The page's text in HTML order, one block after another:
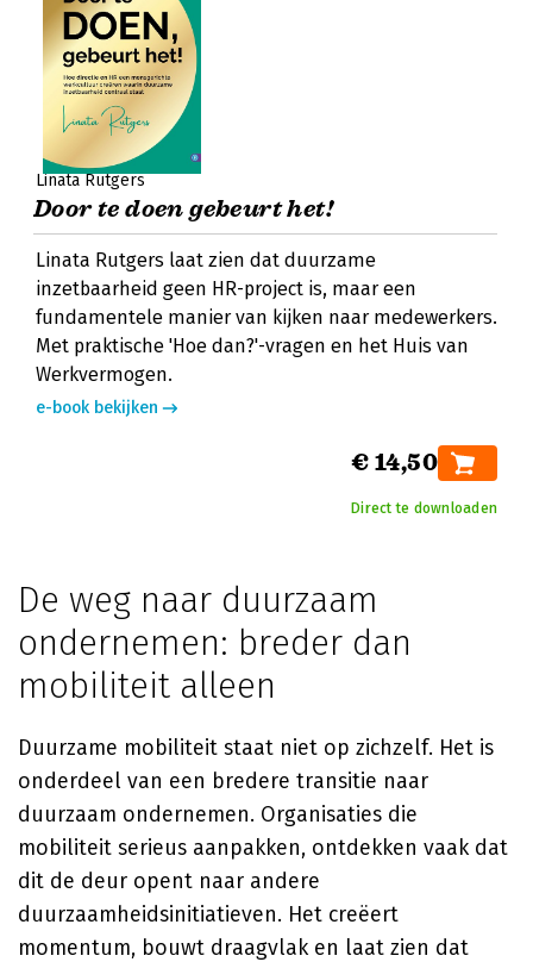
Linata Rutgers
Door te doen gebeurt het!
Linata Rutgers laat zien dat duurzame
inzetbaarheid geen HR-project is, maar een
fundamentele manier van kijken naar medewerkers.
Met praktische 'Hoe dan?'-vragen en het Huis van
Werkvermogen.
e-book bekijken
€ 14,50
Direct te downloaden
De weg naar duurzaam
ondernemen: breder dan
mobiliteit alleen
Duurzame mobiliteit staat niet op zichzelf. Het is
onderdeel van een bredere transitie naar
duurzaam ondernemen. Organisaties die
mobiliteit serieus aanpakken, ontdekken vaak dat
dit de deur opent naar andere
duurzaamheidsinitiatieven. Het creëert
momentum, bouwt draagvlak en laat zien dat